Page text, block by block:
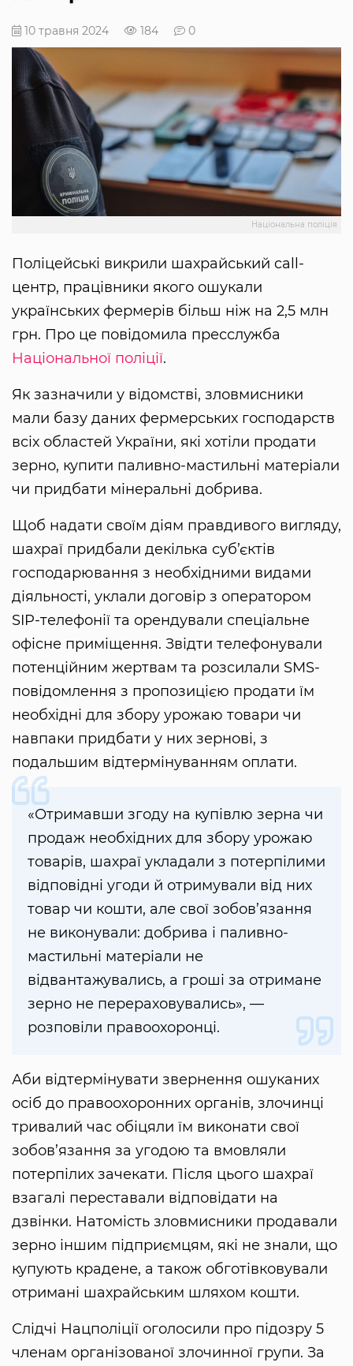
10 травня 2024 184 0
Національна поліція
Поліцейські викрили шахрайський call-
центр, працівники якого ошукали
українських фермерів більш ніж на 2,5 млн
грн. Про це повідомила пресслужба
Національної поліції.
Як зазначили у відомстві, зловмисники
мали базу даних фермерських господарств
всіх областей України, які хотіли продати
зерно, купити паливно-мастильні матеріали
чи придбати мінеральні добрива.
Щоб надати своїм діям правдивого вигляду,
шахраї придбали декілька суб’єктів
господарювання з необхідними видами
діяльності, уклали договір з оператором
SIP-телефонії та орендували спеціальне
офісне приміщення. Звідти телефонували
потенційним жертвам та розсилали SMS-
повідомлення з пропозицією продати їм
необхідні для збору урожаю товари чи
навпаки придбати у них зернові, з
подальшим відтермінуванням оплати.
«Отримавши згоду на купівлю зерна чи
продаж необхідних для збору урожаю
товарів, шахраї укладали з потерпілими
відповідні угоди й отримували від них
товар чи кошти, але свої зобов’язання
не виконували: добрива і паливно-
мастильні матеріали не
відвантажувались, а гроші за отримане
зерно не перераховувались», —
розповіли правоохоронці.
Аби відтермінувати звернення ошуканих
осіб до правоохоронних органів, злочинці
тривалий час обіцяли їм виконати свої
зобов’язання за угодою та вмовляли
потерпілих зачекати. Після цього шахраї
взагалі переставали відповідати на
дзвінки. Натомість зловмисники продавали
зерно іншим підприємцям, які не знали, що
купують крадене, а також обготівковували
отримані шахрайським шляхом кошти.
Слідчі Нацполіції оголосили про підозру 5
членам організованої злочинної групи. За